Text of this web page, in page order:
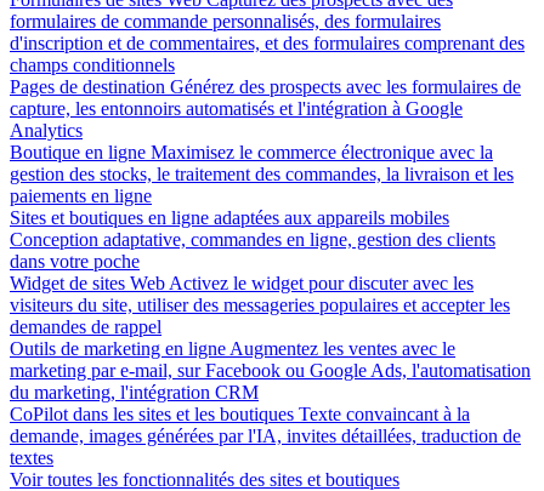
formulaires de commande personnalisés, des formulaires
d'inscription et de commentaires, et des formulaires comprenant des
champs conditionnels
Pages de destination Générez des prospects avec les formulaires de
capture, les entonnoirs automatisés et l'intégration à Google
Analytics
Boutique en ligne Maximisez le commerce électronique avec la
gestion des stocks, le traitement des commandes, la livraison et les
paiements en ligne
Sites et boutiques en ligne adaptées aux appareils mobiles
Conception adaptative, commandes en ligne, gestion des clients
dans votre poche
Widget de sites Web Activez le widget pour discuter avec les
visiteurs du site, utiliser des messageries populaires et accepter les
demandes de rappel
Outils de marketing en ligne Augmentez les ventes avec le
marketing par e-mail, sur Facebook ou Google Ads, l'automatisation
du marketing, l'intégration CRM
CoPilot dans les sites et les boutiques Texte convaincant à la
demande, images générées par l'IA, invites détaillées, traduction de
textes
Voir toutes les fonctionnalités des sites et boutiques